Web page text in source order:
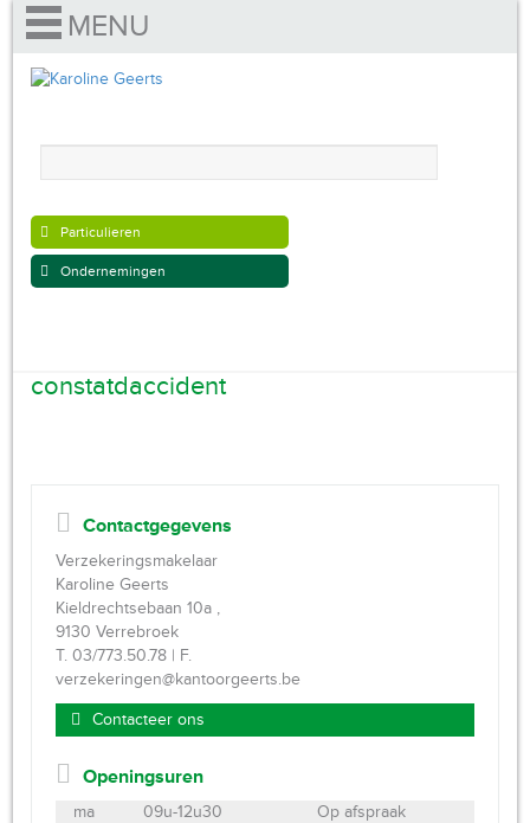
Particulieren
Ondernemingen
constatdaccident
Contactgegevens
Verzekeringsmakelaar
Karoline Geerts
Kieldrechtsebaan 10a ,
9130 Verrebroek
T. 03/773.50.78 | F.
verzekeringen@kantoorgeerts.be
Contacteer ons
Openingsuren
ma 09u-12u30
Op afspraak